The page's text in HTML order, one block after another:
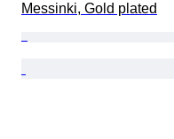
Messinki, Gold plated